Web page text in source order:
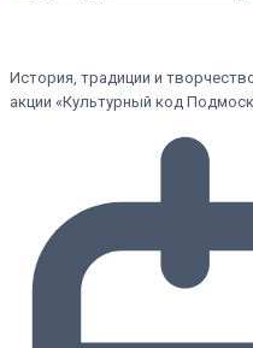
История, традиции и
акции «Культурный код